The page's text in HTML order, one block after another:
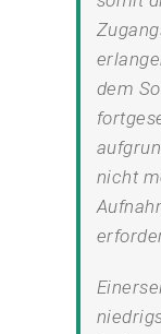
dem
nicht